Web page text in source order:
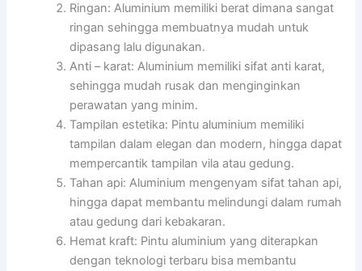
Ringan: Aluminium memiliki berat dimana sangat
ringan sehingga membuatnya mudah untuk
dipasang lalu digunakan.
Anti – karat: Aluminium memiliki sifat anti karat,
sehingga mudah rusak dan menginginkan
perawatan yang minim.
Tampilan estetika: Pintu aluminium memiliki
tampilan dalam elegan dan modern, hingga dapat
mempercantik tampilan vila atau gedung.
Tahan api: Aluminium mengenyam sifat tahan api,
hingga dapat membantu melindungi dalam rumah
atau gedung dari kebakaran.
Hemat kraft: Pintu aluminium yang diterapkan
dengan teknologi terbaru bisa membantu